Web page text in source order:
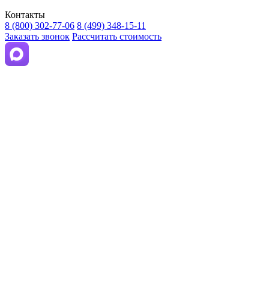
Контакты
8 (800) 302-77-06 8 (499) 348-15-11
Заказать звонок Рассчитать стоимость